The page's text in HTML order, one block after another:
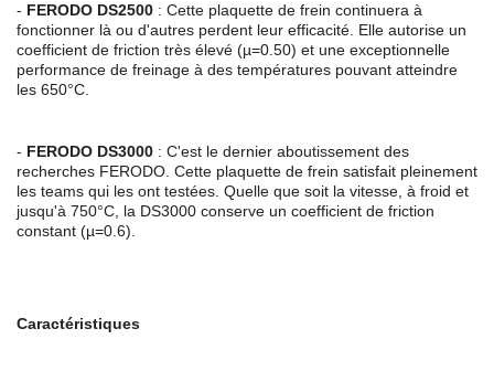
- FERODO DS2500 : Cette plaquette de frein continuera à
fonctionner là ou d'autres perdent leur efficacité. Elle autorise un
coefficient de friction très élevé (µ=0.50) et une exceptionnelle
performance de freinage à des températures pouvant atteindre
les 650°C.
- FERODO DS3000 : C'est le dernier aboutissement des
recherches FERODO. Cette plaquette de frein satisfait pleinement
les teams qui les ont testées. Quelle que soit la vitesse, à froid et
jusqu'à 750°C, la DS3000 conserve un coefficient de friction
constant (µ=0.6).
Caractéristiques